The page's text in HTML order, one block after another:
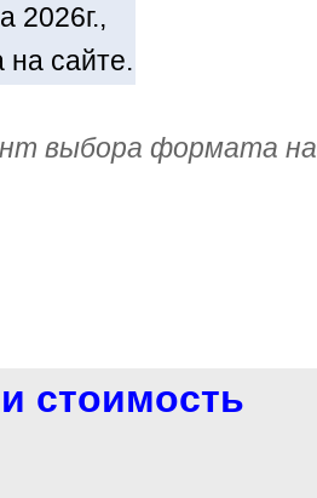
2026г.,
сайте.
выбора формата на
стоимость